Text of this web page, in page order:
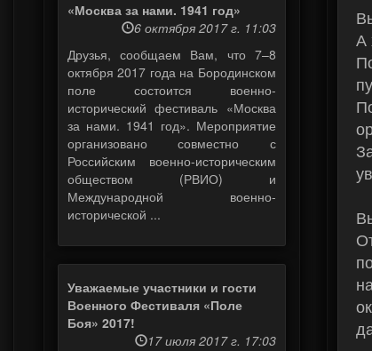
А
«Москва за нами. 1941 год»
6 октября 2017 г. 11:03
Друзья, сообщаем Вам, что 7–8
октября 2017 года на Бородинском
поле состоится военно-
исторический фестиваль «Москва
за нами. 1941 год». Мероприятие
организовано совместно с
Российским военно-историческим
обществом (РВИО) и
Международной военно-
исторической ...
Уважаемые участники и гости
Военного Фестиваля «Поле
Боя» 2017!
17 июля 2017 г. 17:03